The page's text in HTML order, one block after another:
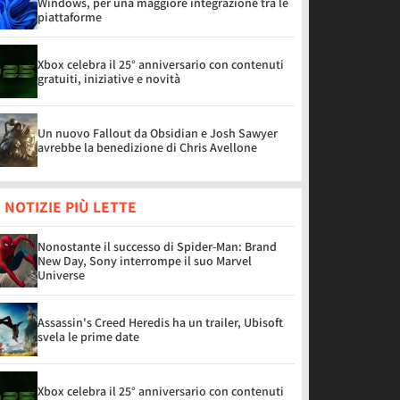
piattaforme
Xbox celebra il 25° anniversario con contenuti
gratuiti, iniziative e novità
Un nuovo Fallout da Obsidian e Josh Sawyer
avrebbe la benedizione di Chris Avellone
NOTIZIE PIÙ LETTE
Nonostante il successo di Spider-Man: Brand
New Day, Sony interrompe il suo Marvel
Universe
Assassin's Creed Heredis ha un trailer, Ubisoft
svela le prime date
Xbox celebra il 25° anniversario con contenuti